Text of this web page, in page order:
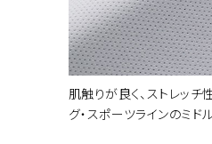
肌触りが良く、ストレッ
グ・スポーツラインのミド